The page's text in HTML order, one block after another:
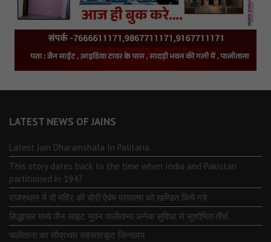
LATEST NEWS OF JAINS
Latest Jain Dharamshala In Palitana
This story dates back to the time when India and Pakistan
partitioned in 1947
राजस्थान में दो मंदिर की चोरी ऐवंम परमात्मा को खण्डित किये गये
सिद्धाचल मध्ये जैन साइट भुवन पालीताना अनेक सुविधा से सुशोभित तीर्थ.
पालीताना का सौप्रथम सहस्त्रकूट जिनालय